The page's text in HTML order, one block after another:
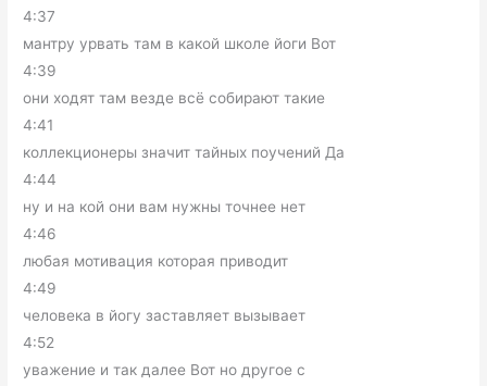
4:37
мантру урвать там в какой школе йоги Вот
4:39
они ходят там везде всё собирают такие
4:41
коллекционеры значит тайных поучений Да
4:44
ну и на кой они вам нужны точнее нет
4:46
любая мотивация которая приводит
4:49
человека в йогу заставляет вызывает
4:52
уважение и так далее Вот но другое с